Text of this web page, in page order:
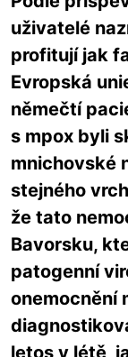
uživatelé
profitují jak
Evropská
němečtí
s mpox byli
mnichovské
stejného
že tato
Bavorsku,
patogenní
onemocnění
letos v létě,